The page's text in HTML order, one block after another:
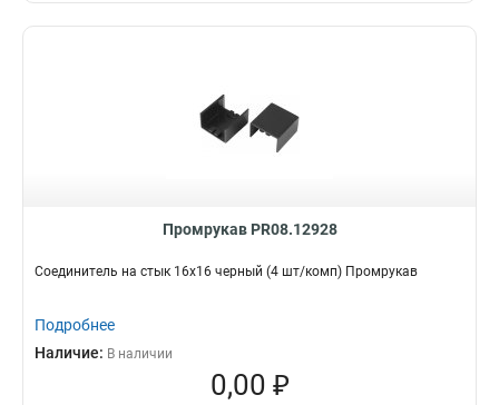
Промрукав PR08.12928
Соединитель на стык 16х16 черный (4 шт/комп) Промрукав
Подробнее
Наличие: В наличии
0,00 ₽